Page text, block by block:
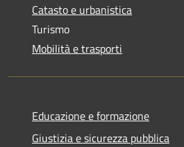
Catasto e urbanistica
Turismo
Mobilità e trasporti
Educazione e formazione
Giustizia e sicurezza pubblica